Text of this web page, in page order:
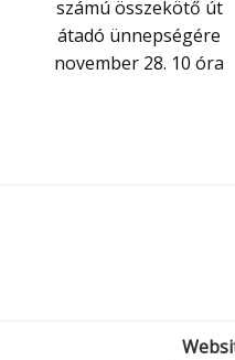
számú összekötő út
átadó ünnepségére
november 28. 10 óra